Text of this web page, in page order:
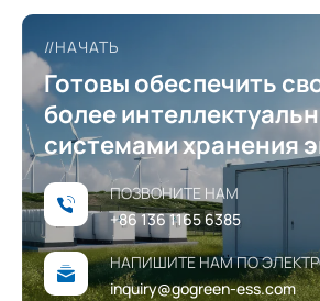
//НАЧАТЬ
Готовы обеспечить
более
системами хранения
ПОЗВОНИТЕ НАМ
+86 136 1165 6385
НАПИШИТЕ НАМ ПО
inquiry@gogreen-ess.com